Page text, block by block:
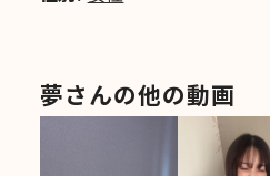
夢さんの他の動画